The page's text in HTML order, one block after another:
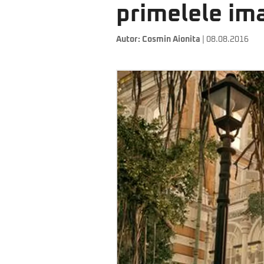
primelele
Autor: Cosmin Aionita | 08.08.2016